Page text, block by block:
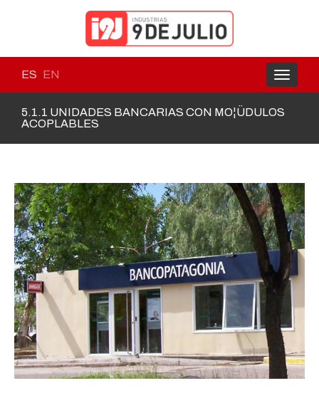
ES EN
Toggle
5.1.1 UNIDADES BANCARIAS CON MO¦ÜDULOS
ACOPLABLES